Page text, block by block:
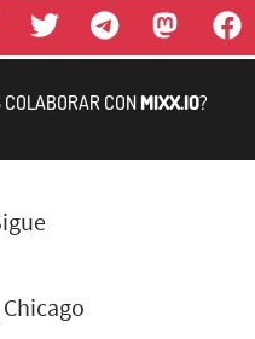
COLABORAR CONMIXX.IO?